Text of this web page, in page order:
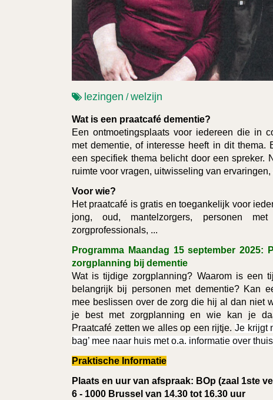
lezingen / welzijn
Wat is een praatcafé dementie?
Een ontmoetingsplaats voor iedereen die in
met dementie, of interesse heeft in dit thema.
een specifiek thema belicht door een spreker.
ruimte voor vragen, uitwisseling van
Voor wie?
Het praatcafé is gratis en toegankelijk voor
jong, oud, mantelzorgers, personen met
zorgprofessionals, ...
Programma Maandag 15 september 2025:
zorgplanning bij dementie
Wat is tijdige zorgplanning? Waarom is een
belangrijk bij personen met dementie? Kan
mee beslissen over de zorg die hij al dan niet
je best met zorgplanning en wie kan je
Praatcafé zetten we alles op een rijtje. Je krijgt
bag’ mee naar huis met o.a. informatie over
Praktische Informatie
Plaats en uur van afspraak: BOp (zaal 1ste
6 - 1000 Brussel van 14.30 tot 16.30 uur